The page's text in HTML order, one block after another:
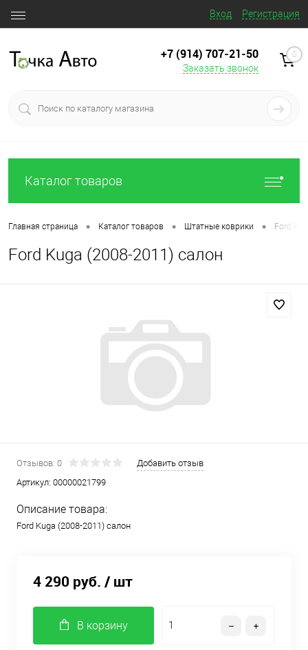
Вход Регистрация
+7 (914) 707‒21‒50
Заказать звонок
0
Каталог товаров
Главная страница • Каталог товаров • Штатные коврики • Ford
Ford Kuga (2008-2011) салон
Отзывов: 0
Добавить отзыв
Артикул: 00000021799
Описание товара:
Ford Kuga (2008-2011) салон
4 290 руб. / шт
В корзину